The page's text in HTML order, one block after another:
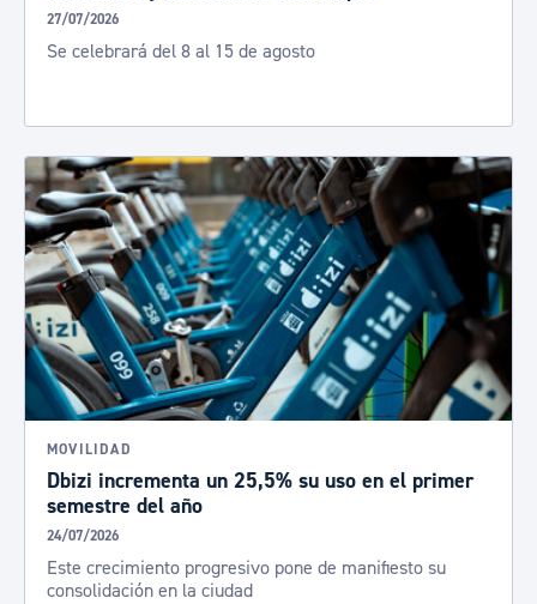
27/07/2026
Se celebrará del 8 al 15 de agosto
MOVILIDAD
Dbizi incrementa un 25,5% su uso en el primer
semestre del año
24/07/2026
Este crecimiento progresivo pone de manifiesto su
consolidación en la ciudad